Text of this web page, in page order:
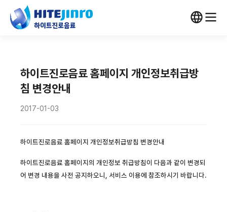
하이트진로음료 홈페이지 개인정보취급방
침 변경안내
2017-01-03
하이트진로음료 홈페이지 개인정보취급방침 변경안내
하이트진로음료 홈페이지의 개인정보 취급방침이 다음과 같이 변경되
어 변경 내용을 사전 공지하오니
서비스 이용에 참조하시기 바랍니다.